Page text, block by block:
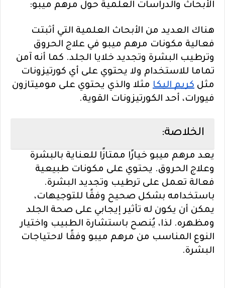
الأبحاث والدراسات العلمية حول مرهم ميبو:
هناك العديد من الأبحاث العلمية التي أثبتت
فعالية مكونات مرهم ميبو في علاج الحروق
وترطيب البشرة وتجديد خلايا الجلد. كما أنه آمن
تماما للاستخدام ولا يحتوي على أي كورتيزونات
مثل كريم اليكا مثلا والذي يحتوي على موميتازون
فيورات، أحد الكورتيزونات القوية.
الخلاصة:
يعد مرهم ميبو خيارًا ممتازًا للعناية بالبشرة
وعلاج الحروق. يحتوي على مكونات طبيعية
فعالة تعمل على ترطيب وتجديد البشرة.
باستخدامه بشكل صحيح وفقًا للتوجيهات،
يمكن أن يكون له تأثير إيجابي على صحة الجلد
ومظهره. لذا، يُنصح باستشارة الطبيب واختيار
النوع المناسب من مرهم ميبو وفقًا لاحتياجات
البشرة.